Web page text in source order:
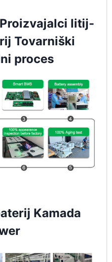
litij-
Tovarniški
proces
Kamada